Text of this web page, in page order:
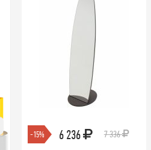
-15% 6 236 7 336